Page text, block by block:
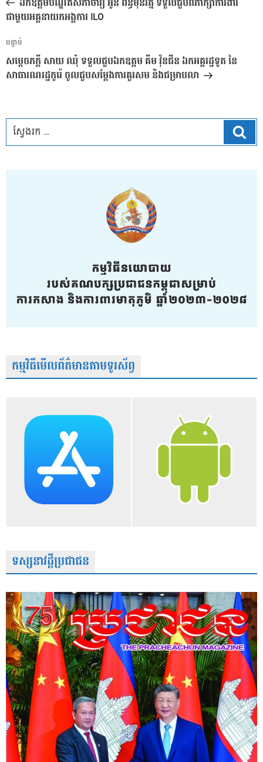
ប្រកាស
ជាមួយអគ្គនាយកអង្គការ ILO
អត្ថបទ
បន្ទាប់
បន្ទាប់
សម្តេចភក្តី សាយ ឈុំ ទទួលជួបឯកឧត្តម គីម វ៉ុនជីន ឯកអគ្គរដ្ឋទូត នៃ
សាធារណរដ្ឋកូរ៉េ ចូលជួបសម្តែងការគួរសម និងជម្រាបលា
កម្មវិធីមើលព័ត៌មានតាមទូរស័ព្វ
ទស្សនាវដ្តីប្រជាជន